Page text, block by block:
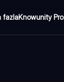
fazlaKnowunity Pro